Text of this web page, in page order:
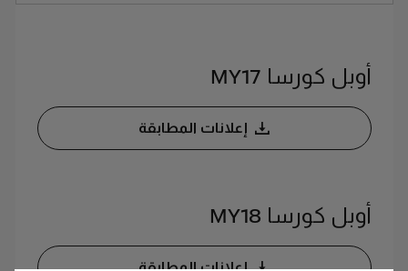
أوبل كورسا MY17
إعلانات المطابقة
أوبل كورسا MY18
إعلانات المطابقة